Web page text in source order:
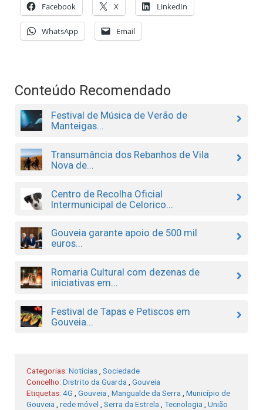
Facebook X LinkedIn
WhatsApp Email
Conteúdo Recomendado
Festival de Música de Verão de
Manteigas...
Transumância dos Rebanhos de Vila
Nova de...
Centro de Recolha Oficial
Intermunicipal de Celorico...
Gouveia garante apoio de 500 mil
euros...
Romaria Cultural com dezenas de
iniciativas em...
Festival de Tapas e Petiscos em
Gouveia...
Categorias: Notícias, Sociedade
Concelho: Distrito da Guarda, Gouveia
Etiquetas: 4G , Gouveia, Mangualde da Serra, Município de
Gouveia, rede móvel , Serra da Estrela, Tecnologia, União